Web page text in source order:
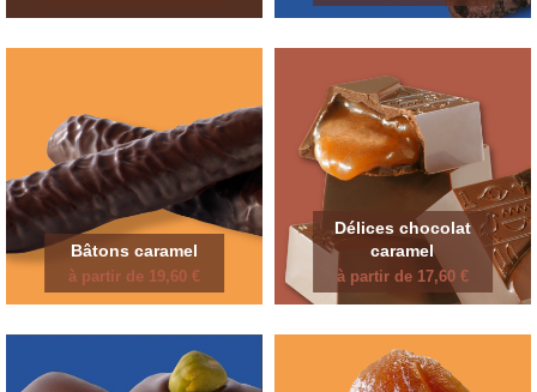
Bâtons caramel
à partir de 19,60 €
Délices chocolat
caramel
à partir de 17,60 €